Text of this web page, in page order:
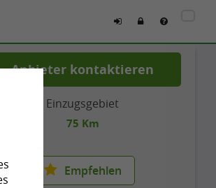
Anbieter kontaktieren
Einzugsgebiet
75 Km
Empfehlen